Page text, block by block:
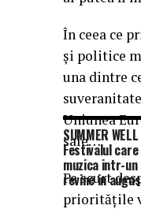
În ceea ce
și politice
una dintre
Uniunea
sale…
Pe scurt
prioritățile
SUMMER
Festivalul
muzica intr-
revine in